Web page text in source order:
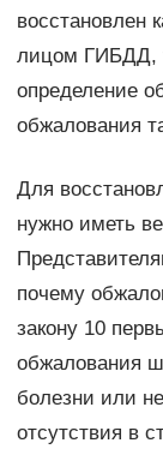
восстановлен
лицом ГИБДД,
определение
обжалования
Для
нужно иметь
почему
закону 10
обжалования
болезни или
отсутствия в